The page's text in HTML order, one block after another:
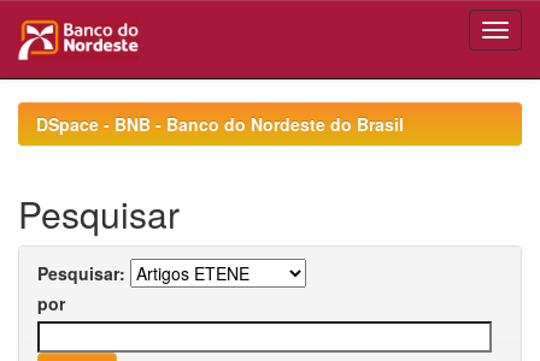
navigationDSpace - BNB - Banco do Nordeste do Brasil
Pesquisar
Pesquisar:
por